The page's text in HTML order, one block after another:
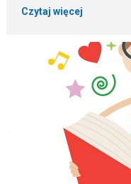
Czytaj więcej